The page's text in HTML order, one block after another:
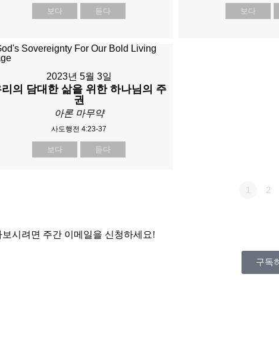
보다 듣다 보다
2023년 5월 3일
리의 담대한 삶을 위한 하나님의 주
권
아론 마무약
사도행전 4:23-37
보다 듣다
1 2
시려면 주간 이메일을 신청하세요!
구독